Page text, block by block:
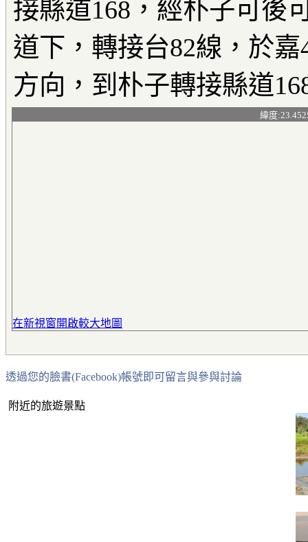
接縣道168，經朴子可後
道下，轉接台82線，於
方向，到朴子轉接縣道
緯度
在新視窗開啟較大地圖
透過您的臉書(Facebook)帳號即可留言與參與討論
附近的旅遊景點